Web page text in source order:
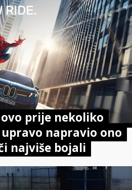
prije nekoliko
napravio ono
najviše bojali